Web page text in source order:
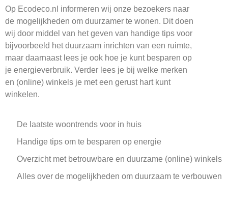
Op Ecodeco.nl informeren wij onze bezoekers naar
de mogelijkheden om duurzamer te wonen. Dit doen
wij door middel van het geven van handige tips voor
bijvoorbeeld het duurzaam inrichten van een ruimte,
maar daarnaast lees je ook hoe je kunt besparen op
je energieverbruik. Verder lees je bij welke merken
en (online) winkels je met een gerust hart kunt
winkelen.
De laatste woontrends voor in huis
Handige tips om te besparen op energie
Overzicht met betrouwbare en duurzame (online) winkels
Alles over de mogelijkheden om duurzaam te verbouwen